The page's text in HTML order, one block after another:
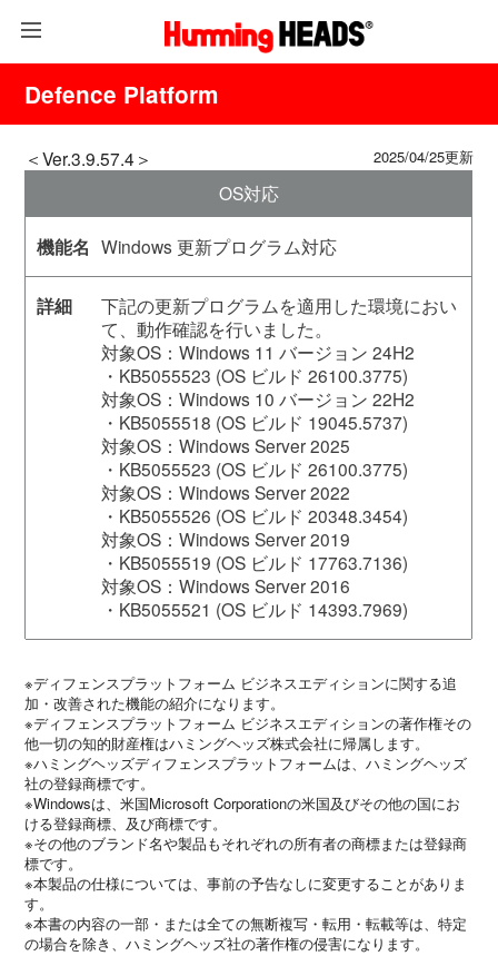
Defence Platform
＜Ver.3.9.57.4＞ 2025/04/25更新
OS対応
Windows 更新プログラム対応
下記の更新プログラムを適用した環境におい
て、動作確認を行いました。
対象OS：Windows 11 バージョン 24H2
・KB5055523 (OS ビルド 26100.3775)
対象OS：Windows 10 バージョン 22H2
・KB5055518 (OS ビルド 19045.5737)
対象OS：Windows Server 2025
・KB5055523 (OS ビルド 26100.3775)
対象OS：Windows Server 2022
・KB5055526 (OS ビルド 20348.3454)
対象OS：Windows Server 2019
・KB5055519 (OS ビルド 17763.7136)
対象OS：Windows Server 2016
・KB5055521 (OS ビルド 14393.7969)
※ディフェンスプラットフォーム ビジネスエディションに関する追
加・改善された機能の紹介になります。
※ディフェンスプラットフォーム ビジネスエディションの著作権その
他一切の知的財産権はハミングヘッズ株式会社に帰属します。
※ハミングヘッズディフェンスプラットフォームは、ハミングヘッズ
社の登録商標です。
※Windowsは、米国Microsoft Corporationの米国及びその他の国にお
ける登録商標、及び商標です。
※その他のブランド名や製品もそれぞれの所有者の商標または登録商
標です。
※本製品の仕様については、事前の予告なしに変更することがありま
す。
※本書の内容の一部・または全ての無断複写・転用・転載等は、特定
の場合を除き、ハミングヘッズ社の著作権の侵害になります。